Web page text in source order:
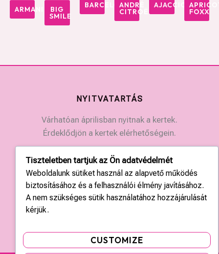
ARMANI BIG
SMILE
BARCELONAANDRÉ
CITROËN
AJACCIO
FOXX
NYITVATARTÁS
Várhatóan áprilisban nyitnak a kertek.
Érdeklődjön a kertek elérhetőségein.
KAPCSOLAT
Országos központ: +36 20 428 3010
kapcsolat@tulipgarden.hu
Tiszteletben tartjuk az Ön adatvédelmét
Weboldalunk sütiket használ az alapvető működés
biztosításához és a felhasználói élmény javításához.
A nem szükséges sütik használatához hozzájárulását
kérjük.
CUSTOMIZE